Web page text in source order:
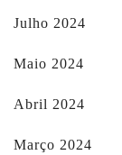
Julho 2024
Maio 2024
Abril 2024
Março 2024